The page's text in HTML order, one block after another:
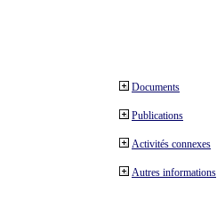
Documents
Publications
Activités connexes
Autres informations